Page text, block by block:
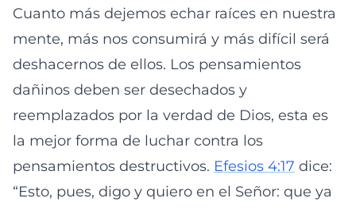
Cuanto más dejemos echar raíces en nuestra
mente, más nos consumirá y más difícil será
deshacernos de ellos. Los pensamientos
dañinos deben ser desechados y
reemplazados por la verdad de Dios, esta es
la mejor forma de luchar contra los
pensamientos destructivos. Efesios 4:17 dice:
“Esto, pues, digo y quiero en el Señor: que ya